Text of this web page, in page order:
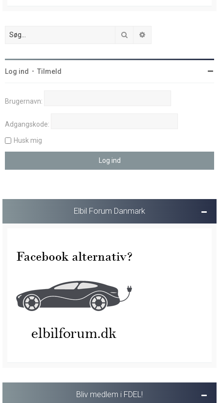
Søg
Log ind • Tilmeld
Brugernavn:
Adgangskode:
Husk mig
Elbil Forum Danmark
Bliv medlem i FDEL!